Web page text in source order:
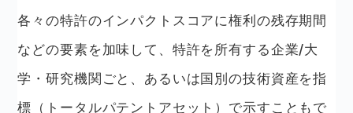
各々の特許のインパクトスコアに権利の残存期間
などの要素を加味して、特許を所有する企業/大
学・研究機関ごと、あるいは国別の技術資産を指
標（トータルパテントアセット）で示すこともで